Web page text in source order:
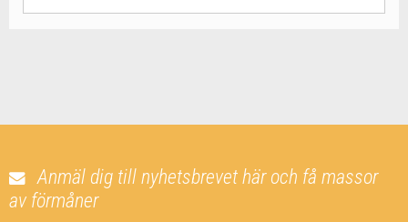
Anmäl dig till nyhetsbrevet här och få massor
av förmåner